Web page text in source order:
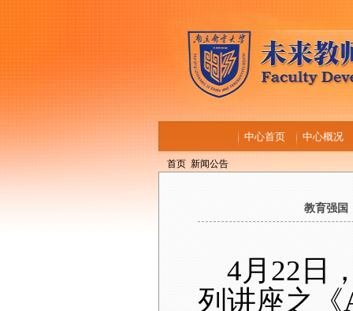
中心首页 中心概况
首页 新闻公告
教育强国
4月22日
列讲座之